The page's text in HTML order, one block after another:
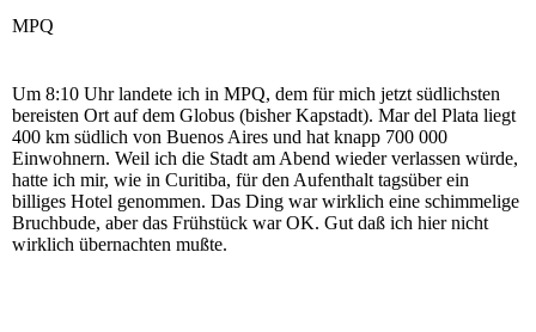
MPQ
Um 8:10 Uhr landete ich in MPQ, dem für mich jetzt südlichsten
bereisten Ort auf dem Globus (bisher Kapstadt). Mar del Plata liegt
400 km südlich von Buenos Aires und hat knapp 700 000
Einwohnern. Weil ich die Stadt am Abend wieder verlassen würde,
hatte ich mir, wie in Curitiba, für den Aufenthalt tagsüber ein
billiges Hotel genommen. Das Ding war wirklich eine schimmelige
Bruchbude, aber das Frühstück war OK. Gut daß ich hier nicht
wirklich übernachten mußte.